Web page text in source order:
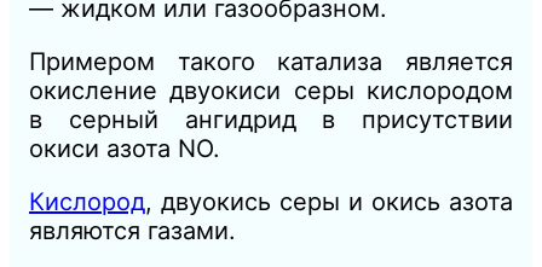
— жидком или газообразном.
Примером такого катализа является
окисление двуокиси серы кислородом
в серный ангидрид в присутствии
окиси азота NO.
Кислород, двуокись серы и окись азота
являются газами.